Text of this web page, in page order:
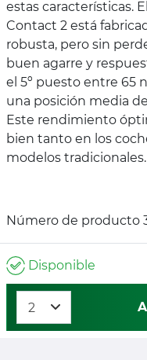
estas características.
Contact 2 está
robusta, pero sin
buen agarre y
el 5º puesto entre 65
una posición media
Este rendimiento
bien tanto en los
modelos tradicionales.
Número de producto
Disponible